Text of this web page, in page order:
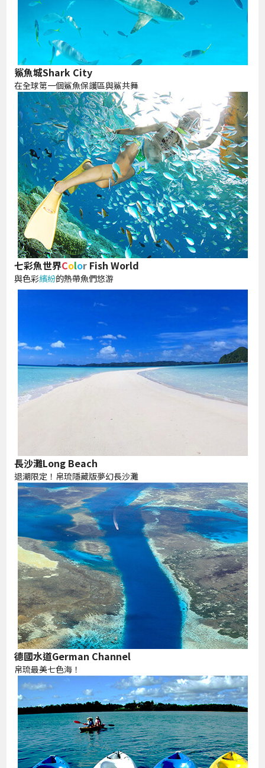
鯊魚城Shark City
在全球第一個鯊魚保護區與鯊共舞
七彩魚世界Color Fish World
與色彩繽紛的熱帶魚們悠游
長沙灘Long Beach
退潮限定！帛琉隱藏版夢幻長沙灘
德國水道German Channel
帛琉最美七色海！